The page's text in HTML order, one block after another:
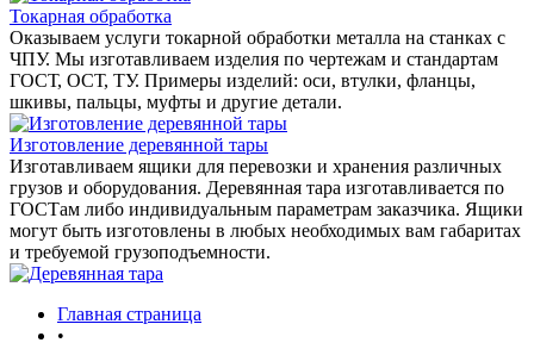
Токарная обработка
Оказываем услуги токарной обработки металла на станках с
ЧПУ. Мы изготавливаем изделия по чертежам и стандартам
ГОСТ, ОСТ, ТУ. Примеры изделий: оси, втулки, фланцы,
шкивы, пальцы, муфты и другие детали.
Изготовление деревянной тары
Изготавливаем ящики для перевозки и хранения различных
грузов и оборудования. Деревянная тара изготавливается по
ГОСТам либо индивидуальным параметрам заказчика. Ящики
могут быть изготовлены в любых необходимых вам габаритах
и требуемой грузоподъемности.
Главная страница
•